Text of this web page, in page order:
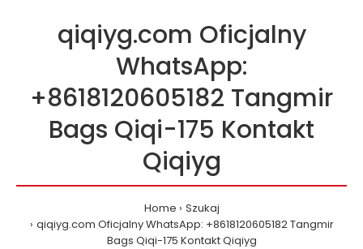
qiqiyg.com Oficjalny
WhatsApp:
+8618120605182 Tangmir
Bags Qiqi-175 Kontakt
Qiqiyg
Home
Szukaj
qiqiyg.com Oficjalny WhatsApp: +8618120605182 Tangmir
Bags Qiqi-175 Kontakt Qiqiyg